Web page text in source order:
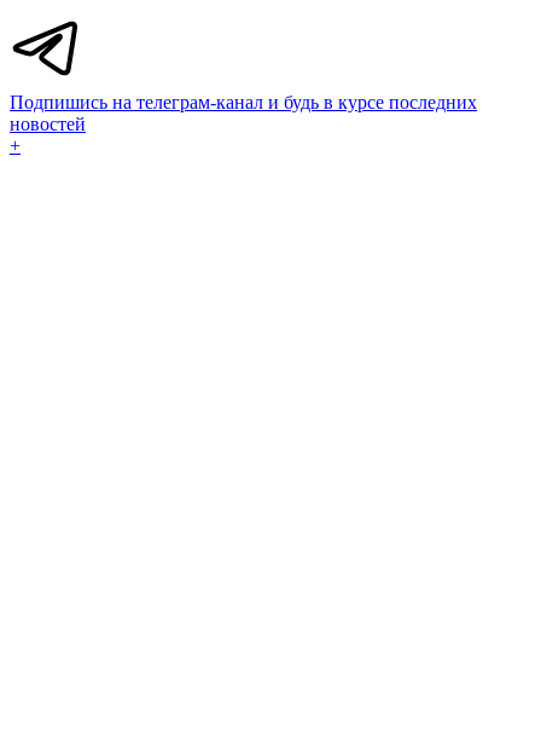
Подпишись на телеграм-канал и будь в курсе последних
новостей
+